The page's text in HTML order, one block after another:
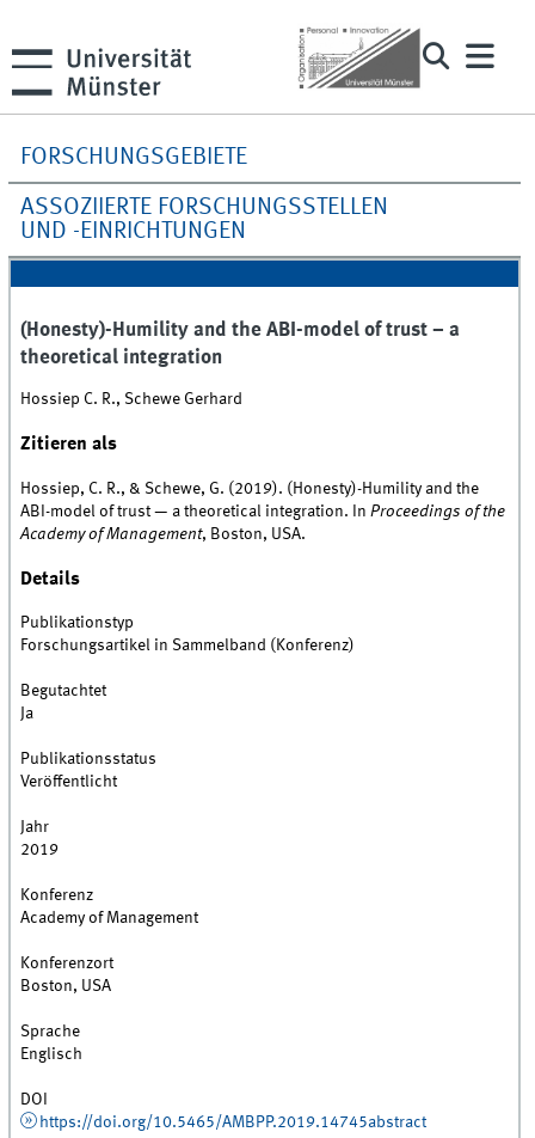
FORSCHUNGSGEBIETE
ASSOZIIERTE FORSCHUNGSSTELLEN
UND -EINRICHTUNGEN
(Honesty)-Humility and the ABI-model of trust – a
theoretical integration
Hossiep C. R., Schewe Gerhard
Zitieren als
Hossiep, C. R., & Schewe, G. (2019). (Honesty)-Humility and the
ABI-model of trust — a theoretical integration. In Proceedings of the
Academy of Management, Boston, USA.
Details
Publikationstyp
Forschungsartikel in Sammelband (Konferenz)
Begutachtet
Ja
Publikationsstatus
Veröffentlicht
Jahr
2019
Konferenz
Academy of Management
Konferenzort
Boston, USA
Sprache
Englisch
DOI
https://doi.org/10.5465/AMBPP.2019.14745abstract